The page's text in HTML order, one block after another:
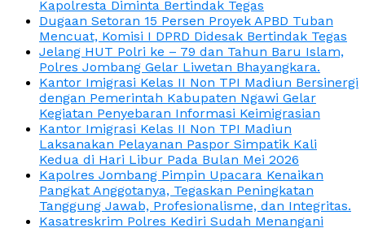
Kapolresta Diminta Bertindak Tegas
Dugaan Setoran 15 Persen Proyek APBD Tuban
Mencuat, Komisi I DPRD Didesak Bertindak Tegas
Jelang HUT Polri ke – 79 dan Tahun Baru Islam,
Polres Jombang Gelar Liwetan Bhayangkara.
Kantor Imigrasi Kelas II Non TPI Madiun Bersinergi
dengan Pemerintah Kabupaten Ngawi Gelar
Kegiatan Penyebaran Informasi Keimigrasian
Kantor Imigrasi Kelas II Non TPI Madiun
Laksanakan Pelayanan Paspor Simpatik Kali
Kedua di Hari Libur Pada Bulan Mei 2026
Kapolres Jombang Pimpin Upacara Kenaikan
Pangkat Anggotanya, Tegaskan Peningkatan
Tanggung Jawab, Profesionalisme, dan Integritas.
Kasatreskrim Polres Kediri Sudah Menangani